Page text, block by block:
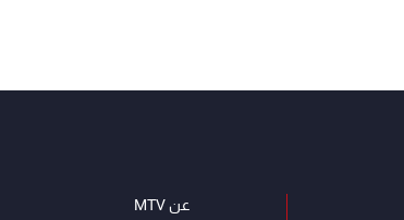
عن MTV